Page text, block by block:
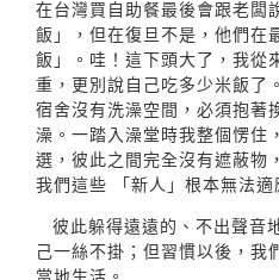
在台灣買自助餐最後會跟老闆
飯」，但在復旦不是，他們在
飯」。哇！這下頭大了，我從
重，更別說自己吃多少米飯了
宿舍沒有洗澡空間，必須抱著
澡。一踏入澡堂時我整個愣住
選，彼此之間完全沒有遮蔽物
我們這些 「新人」根本無法適
彼此躲得遠遠的、不出聲音
己一絲不掛；但習慣以後，我